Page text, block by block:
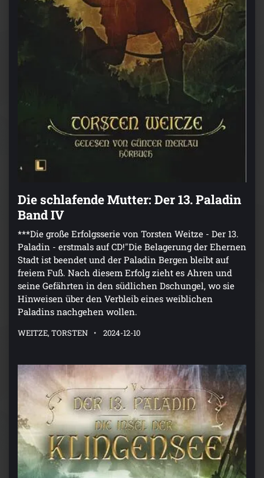
Die schlafende Mutter: Der 13. Paladin
Band IV
***Die große Erfolgsserie von Torsten Weitze - Der 13.
Paladin - erstmals auf CD!"Die Belagerung der Ehernen
Stadt ist beendet und der Paladin Bergen bleibt auf
freiem Fuß. Nach diesem Erfolg zieht es Ahren und
seine Gefährten in den südlichen Dschungel, wo sie
Hinweisen über den Verbleib eines weiblichen
Paladins nachgehen wollen.
WEITZE, TORSTEN 2024-12-10